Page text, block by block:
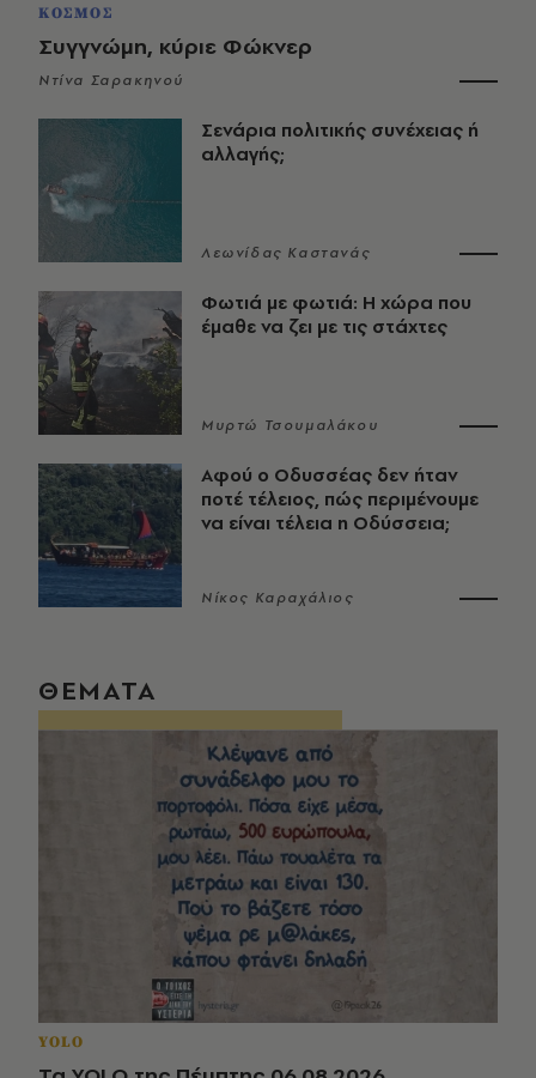
ΚΟΣΜΟΣ
Συγγνώμη, κύριε Φώκνερ
Ντίνα Σαρακηνού
Σενάρια πολιτικής συνέχειας ή
αλλαγής;
Λεωνίδας Καστανάς
Φωτιά με φωτιά: Η χώρα που
έμαθε να ζει με τις στάχτες
Μυρτώ Τσουμαλάκου
Αφού ο Οδυσσέας δεν ήταν
ποτέ τέλειος, πώς περιμένουμε
να είναι τέλεια η Οδύσσεια;
Νίκος Καραχάλιος
ΘΕΜΑΤΑ
YOLO